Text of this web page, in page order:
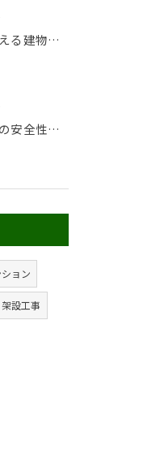
足場工事が支える建物の長寿命化と外装塗装の重要性
足場解体工事の安全性と効率化のポイント
ョン
架設工事